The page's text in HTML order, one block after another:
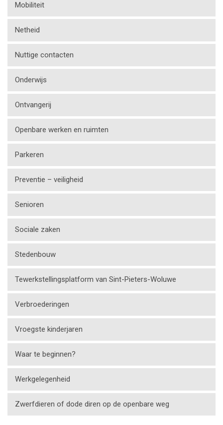
Mobiliteit
Netheid
Nuttige contacten
Onderwijs
Ontvangerij
Openbare werken en ruimten
Parkeren
Preventie – veiligheid
Senioren
Sociale zaken
Stedenbouw
Tewerkstellingsplatform van Sint-Pieters-Woluwe
Verbroederingen
Vroegste kinderjaren
Waar te beginnen?
Werkgelegenheid
Zwerfdieren of dode diren op de openbare weg